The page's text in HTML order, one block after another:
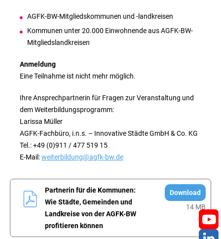
AGFK-BW-Mitgliedskommunen und -landkreisen
Kommunen unter 20.000 Einwohnende aus AGFK-BW-
Mitgliedslandkreisen
Anmeldung
Eine Teilnahme ist nicht mehr möglich.
Ihre Ansprechpartnerin für Fragen zur Veranstaltung und
dem Weiterbildungsprogramm:
Larissa Müller
AGFK-Fachbüro, i.n.s. – Innovative Städte GmbH & Co. KG
Tel.: +49 (0)911 / 477 519 15
E-Mail:weiterbildung@agfk-bw.de
Partnerin für die Kommunen:
Wie Städte, Gemeinden und
Landkreise von der AGFK-BW
profitieren können
Download
14 MB